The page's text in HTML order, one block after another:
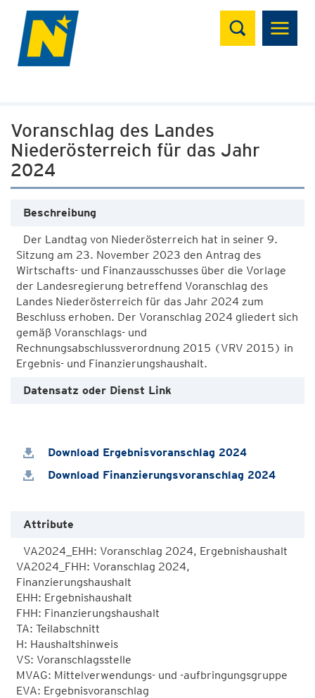
Suchen
Voranschlag des Landes
Niederösterreich für das Jahr
2024
Beschreibung
Der Landtag von Niederösterreich hat in seiner 9.
Sitzung am 23. November 2023 den Antrag des
Wirtschafts- und Finanzausschusses über die Vorlage
der Landesregierung betreffend Voranschlag des
Landes Niederösterreich für das Jahr 2024 zum
Beschluss erhoben. Der Voranschlag 2024 gliedert sich
gemäß Voranschlags- und
Rechnungsabschlussverordnung 2015 (VRV 2015) in
Ergebnis- und Finanzierungshaushalt.
Datensatz oder Dienst Link
Download Ergebnisvoranschlag 2024
Download Finanzierungsvoranschlag 2024
Attribute
VA2024_EHH: Voranschlag 2024, Ergebnishaushalt
VA2024_FHH: Voranschlag 2024,
Finanzierungshaushalt
EHH: Ergebnishaushalt
FHH: Finanzierungshaushalt
TA: Teilabschnitt
H: Haushaltshinweis
VS: Voranschlagsstelle
MVAG: Mittelverwendungs- und -aufbringungsgruppe
EVA: Ergebnisvoranschlag